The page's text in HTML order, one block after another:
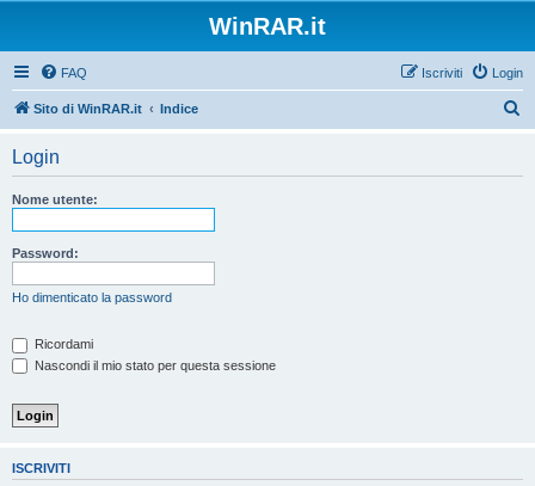
WinRAR.it
FAQ Login
Iscriviti
Sito di WinRAR.it Indice
Login
Nome utente:
Password:
Ho dimenticato la password
Ricordami
Nascondi il mio stato per questa sessione
ISCRIVITI